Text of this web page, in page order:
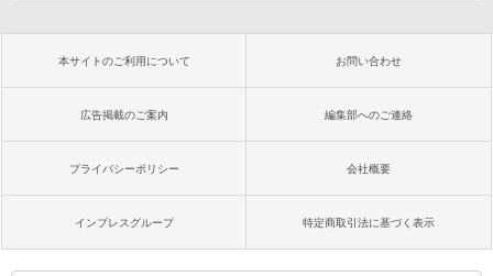
本サイトのご利用について お問い合わせ
広告掲載のご案内 編集部へのご連絡
プライバシーポリシー 会社概要
インプレスグループ 特定商取引法に基づく表示